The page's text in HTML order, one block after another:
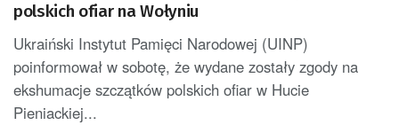
polskich ofiar na Wołyniu
Ukraiński Instytut Pamięci Narodowej (UINP)
poinformował w sobotę, że wydane zostały zgody na
ekshumacje szczątków polskich ofiar w Hucie
Pieniackiej...